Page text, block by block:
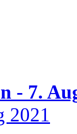
- 7.
2021